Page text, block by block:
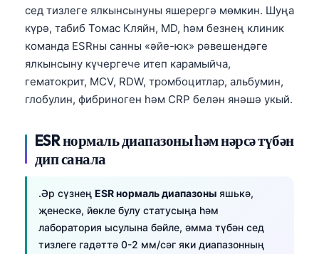
сед тизлеге ялкынсынуны яшерергә мөмкин. Шуңа
күрә, табиб Томас Кляйн, MD, һәм безнең клиник
команда ESRны санны «әйе-юк» рәвешендәге
ялкынсыну күчергече итеп карамыйча,
гематокрит, MCV, RDW, тромбоцитлар, альбумин,
глобулин, фибриноген һәм CRP белән янәшә укый.
ESR нормаль диапазоны һәм нәрсә түбән
дип санала
.Әр сүзнең ESR нормаль диапазоны яшькә,
җенескә, йөкле булу статусыңа һәм
лаборатория ысулына бәйле, әмма түбән сед
тизлеге гадәттә 0-2 мм/сәг яки диапазонның